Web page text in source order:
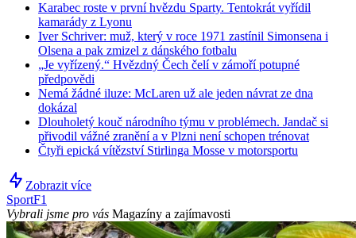
Karabec roste v první hvězdu Sparty. Tentokrát vyřídil
kamarády z Lyonu
Iver Schriver: muž, který v roce 1971 zastínil Simonsena i
Olsena a pak zmizel z dánského fotbalu
„Je vyřízený.“ Hvězdný Čech čelí v zámoří potupné
předpovědi
Nemá žádné iluze: McLaren už ale jeden návrat ze dna
dokázal
Dlouholetý kouč národního týmu v problémech. Jandač si
přivodil vážné zranění a v Plzni není schopen trénovat
Čtyři epická vítězství Stirlinga Mosse v motorsportu
Zobrazit více
SportF1
Vybrali jsme pro vás Magazíny a zajímavosti